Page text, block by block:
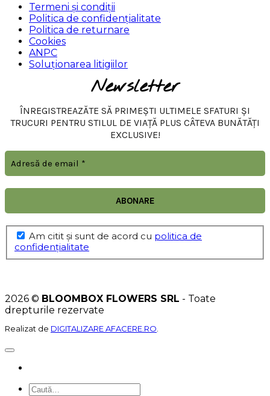
Termeni și condiții
Politica de confidențialitate
Politica de returnare
Cookies
ANPC
Soluționarea litigiilor
Newsletter
ÎNREGISTREAZĂTE SĂ PRIMEȘTI ULTIMELE SFATURI ȘI
TRUCURI PENTRU STILUL DE VIAȚĂ PLUS CÂTEVA BUNĂTĂȚI
EXCLUSIVE!
Am citit şi sunt de acord cu politica de
confidențialitate
2026 © BLOOMBOX FLOWERS SRL - Toate
drepturile rezervate
Realizat de DIGITALIZARE AFACERE.RO
Caută